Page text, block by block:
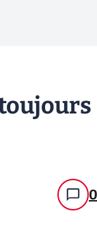
0